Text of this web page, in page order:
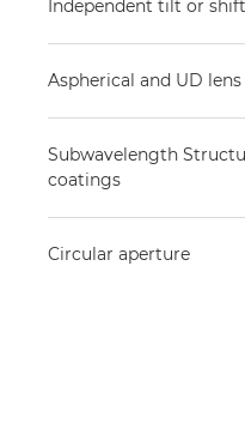
Independent tilt or
Aspherical and UD
Subwavelength
coatings
Circular aperture